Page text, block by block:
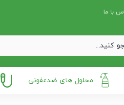
با ما
محلول های ضدعفونی